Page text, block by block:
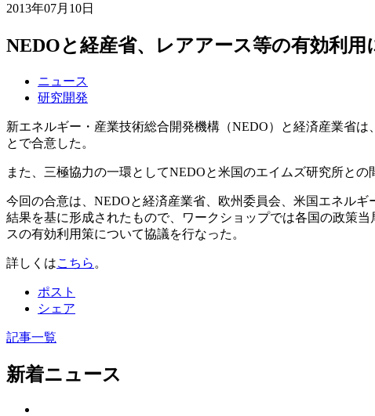
2013年07月10日
NEDOと経産省、レアアース等の有効利
ニュース
研究開発
新エネルギー・産業技術総合開発機構（NEDO）と経済産業省
とで合意した。
また、三極協力の一環としてNEDOと米国のエイムズ研究所と
今回の合意は、NEDOと経済産業省、欧州委員会、米国エネル
結果を基に形成されたもので、ワークショップでは各国の政策
スの有効利用策について協議を行なった。
詳しくはこちら 。
ポスト
シェア
記事一覧
新着ニュース